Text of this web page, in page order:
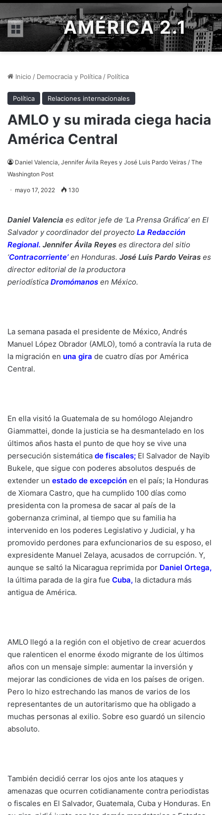
Menú AMÉRICA 2.1
Inicio / Democracia y Política / Política
Política Relaciones internacionales
AMLO y su mirada ciega hacia
América Central
Daniel Valencia, Jennifer Ávila Reyes y José Luis Pardo Veiras / The
Washington Post
mayo 17, 2022 130
Daniel Valencia es editor jefe de ‘La Prensa Gráfica’ en El
Salvador y coordinador del proyecto La Redacción
Regional. Jennifer Ávila Reyes es directora del sitio
‘Contracorriente’ en Honduras. José Luis Pardo Veiras es
director editorial de la productora
periodística Dromómanos en México.
La semana pasada el presidente de México, Andrés
Manuel López Obrador (AMLO), tomó a contravía la ruta de
la migración en una gira de cuatro días por América
Central.
En ella visitó la Guatemala de su homólogo Alejandro
Giammattei, donde la justicia se ha desmantelado en los
últimos años hasta el punto de que hoy se vive una
persecución sistemática de fiscales; El Salvador de Nayib
Bukele, que sigue con poderes absolutos después de
extender un estado de excepción en el país; la Honduras
de Xiomara Castro, que ha cumplido 100 días como
presidenta con la promesa de sacar al país de la
gobernanza criminal, al tiempo que su familia ha
intervenido en los poderes Legislativo y Judicial, y ha
promovido perdones para exfuncionarios de su esposo, el
expresidente Manuel Zelaya, acusados de corrupción. Y,
aunque se saltó la Nicaragua reprimida por Daniel Ortega,
la última parada de la gira fue Cuba, la dictadura más
antigua de América.
AMLO llegó a la región con el objetivo de crear acuerdos
que ralenticen el enorme éxodo migrante de los últimos
años con un mensaje simple: aumentar la inversión y
mejorar las condiciones de vida en los países de origen.
Pero lo hizo estrechando las manos de varios de los
representantes de un autoritarismo que ha obligado a
muchas personas al exilio. Sobre eso guardó un silencio
absoluto.
También decidió cerrar los ojos ante los ataques y
amenazas que ocurren cotidianamente contra periodistas
o fiscales en El Salvador, Guatemala, Cuba y Honduras. En